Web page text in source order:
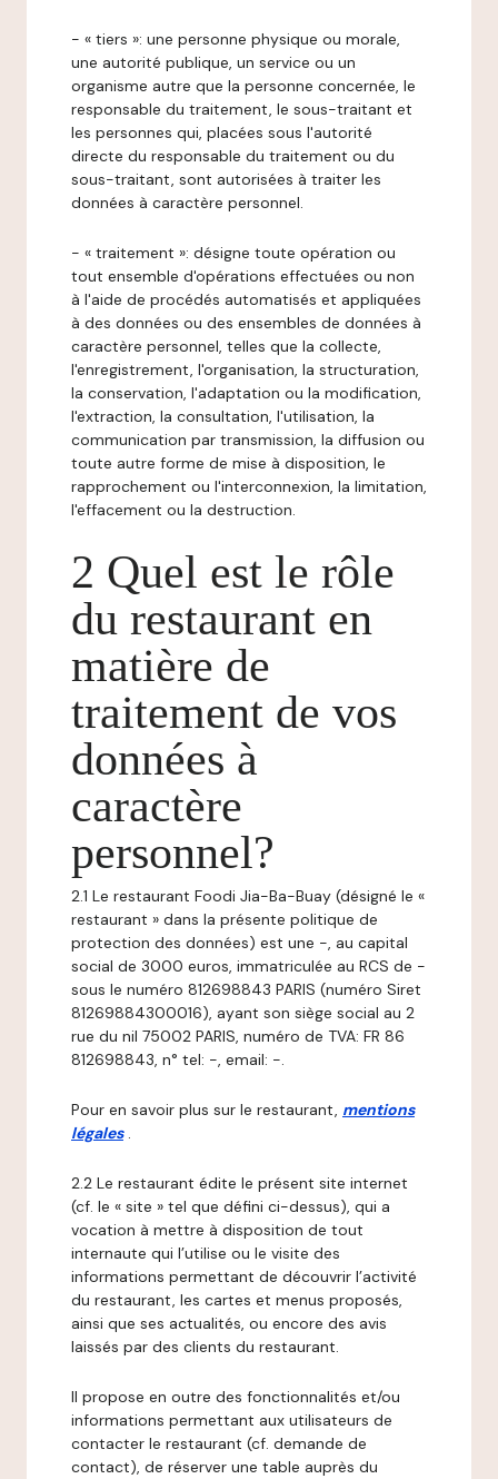
- « tiers »: une personne physique ou morale,
une autorité publique, un service ou un
organisme autre que la personne concernée, le
responsable du traitement, le sous-traitant et
les personnes qui, placées sous l'autorité
directe du responsable du traitement ou du
sous-traitant, sont autorisées à traiter les
données à caractère personnel.
- « traitement »: désigne toute opération ou
tout ensemble d'opérations effectuées ou non
à l'aide de procédés automatisés et appliquées
à des données ou des ensembles de données à
caractère personnel, telles que la collecte,
l'enregistrement, l'organisation, la structuration,
la conservation, l'adaptation ou la modification,
l'extraction, la consultation, l'utilisation, la
communication par transmission, la diffusion ou
toute autre forme de mise à disposition, le
rapprochement ou l'interconnexion, la limitation,
l'effacement ou la destruction.
2 Quel est le rôle
du restaurant en
matière de
traitement de vos
données à
caractère
personnel?
2.1 Le restaurant Foodi Jia-Ba-Buay (désigné le «
restaurant » dans la présente politique de
protection des données) est une -, au capital
social de 3000 euros, immatriculée au RCS de -
sous le numéro 812698843 PARIS (numéro Siret
81269884300016), ayant son siège social au 2
rue du nil 75002 PARIS, numéro de TVA: FR 86
812698843, n° tel: -, email: -.
Pour en savoir plus sur le restaurant, mentions
légales .
2.2 Le restaurant édite le présent site internet
(cf. le « site » tel que défini ci-dessus), qui a
vocation à mettre à disposition de tout
internaute qui l’utilise ou le visite des
informations permettant de découvrir l’activité
du restaurant, les cartes et menus proposés,
ainsi que ses actualités, ou encore des avis
laissés par des clients du restaurant.
Il propose en outre des fonctionnalités et/ou
informations permettant aux utilisateurs de
contacter le restaurant (cf. demande de
contact), de réserver une table auprès du